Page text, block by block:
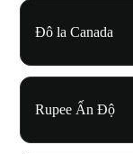
Đô la Canada
Rupee Ấn Độ